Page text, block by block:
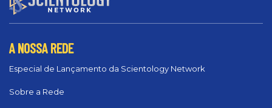
A NOSSA REDE
Especial de Lançamento da Scientology Network
Sobre a Rede